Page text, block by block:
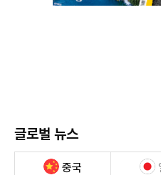
글로벌 뉴스
중국